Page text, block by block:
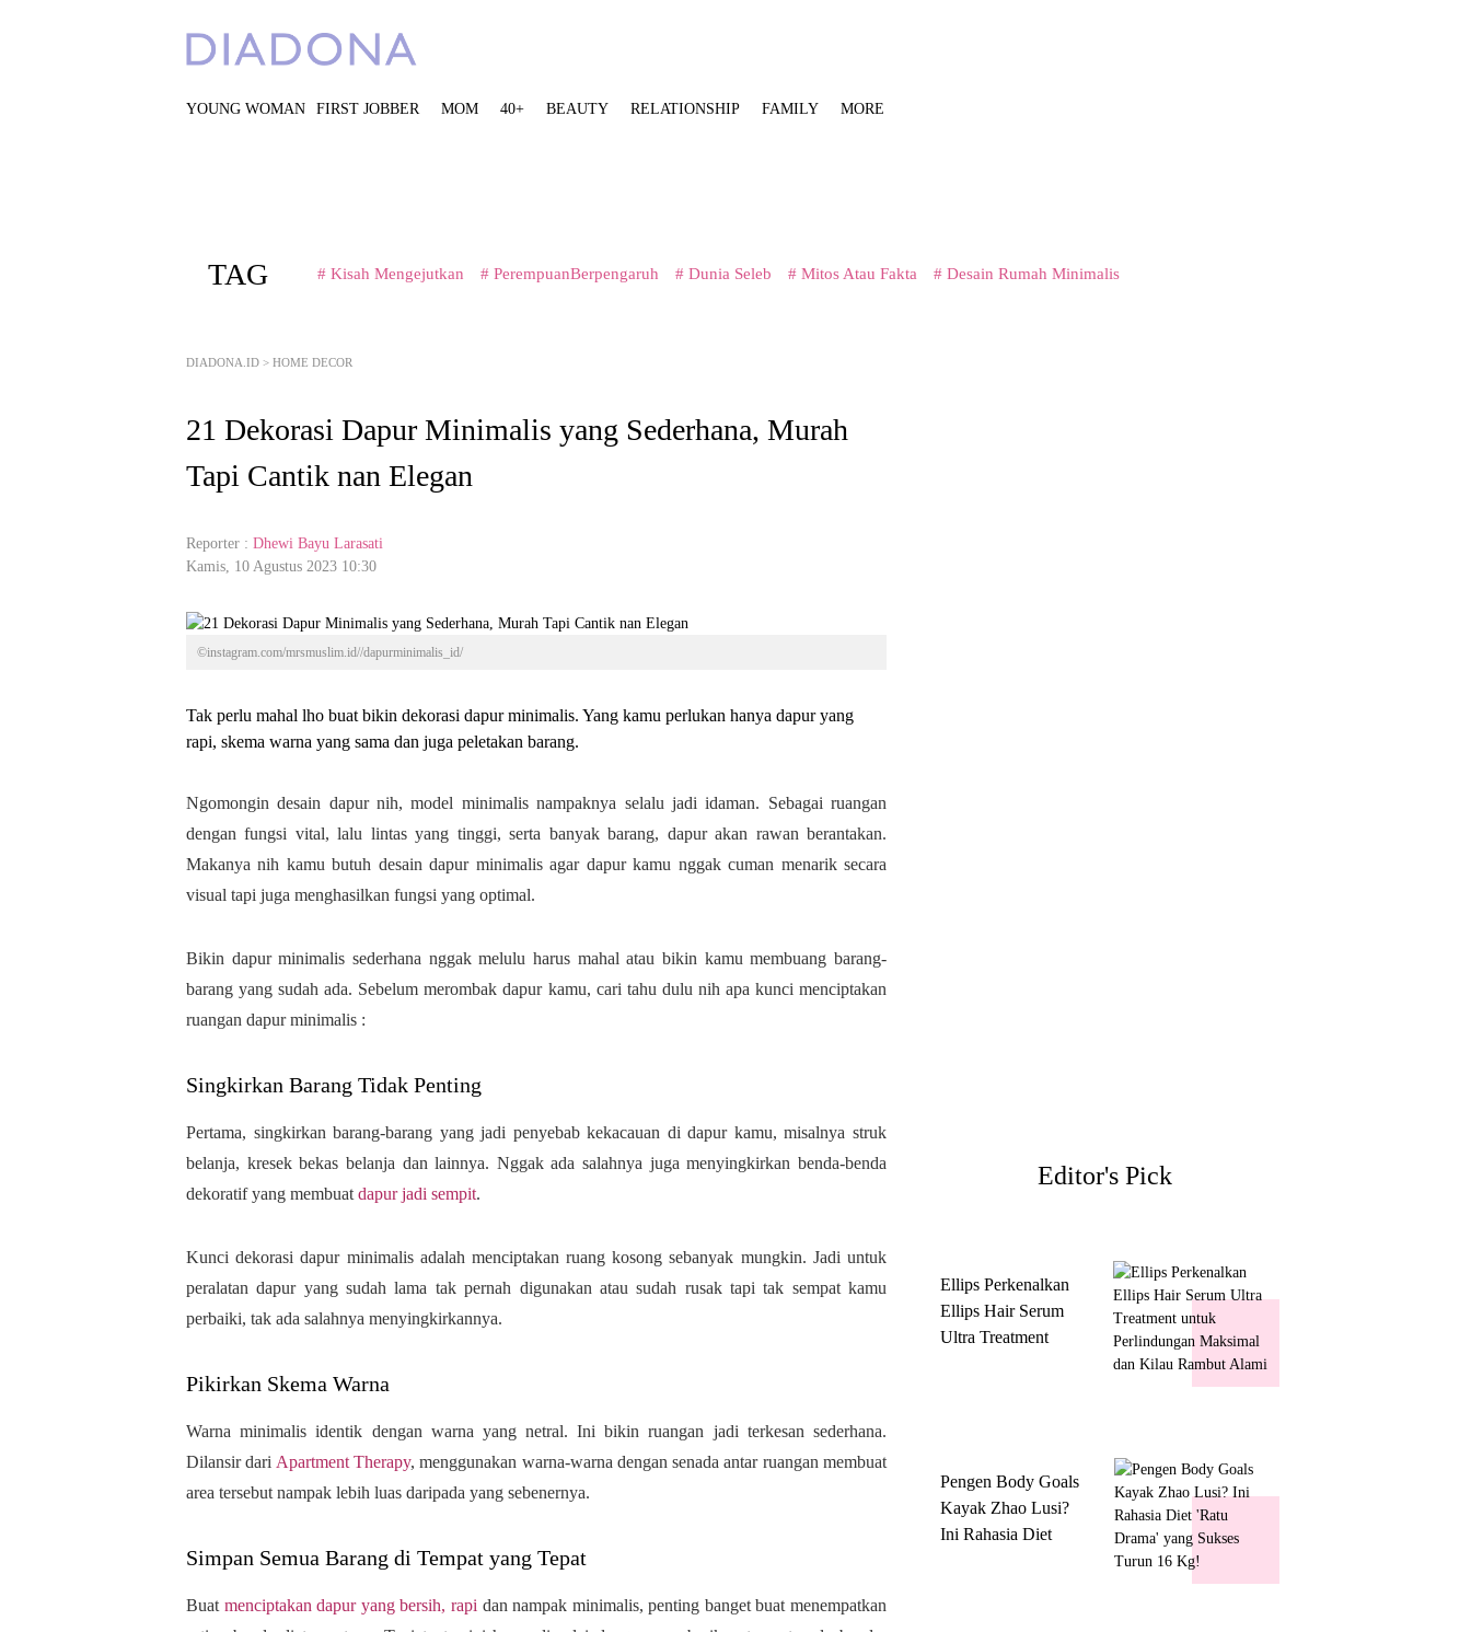
YOUNG WOMAN FIRST JOBBER MOM 40+ BEAUTY RELATIONSHIP FAMILY MORE
TAG # Kisah Mengejutkan # PerempuanBerpengaruh # Dunia Seleb # Mitos Atau Fakta # Desain Rumah Minimalis
DIADONA.ID > HOME DECOR
21 Dekorasi Dapur Minimalis yang Sederhana, Murah
Tapi Cantik nan Elegan
Reporter : Dhewi Bayu Larasati
Kamis, 10 Agustus 2023 10:30
©instagram.com/mrsmuslim.id//dapurminimalis_id/
Tak perlu mahal lho buat bikin dekorasi dapur minimalis. Yang kamu perlukan hanya dapur yang
rapi, skema warna yang sama dan juga peletakan barang.
Ngomongin desain dapur nih, model minimalis nampaknya selalu jadi idaman. Sebagai ruangan
dengan fungsi vital, lalu lintas yang tinggi, serta banyak barang, dapur akan rawan berantakan.
Makanya nih kamu butuh desain dapur minimalis agar dapur kamu nggak cuman menarik secara
visual tapi juga menghasilkan fungsi yang optimal.
Bikin dapur minimalis sederhana nggak melulu harus mahal atau bikin kamu membuang barang-
barang yang sudah ada. Sebelum merombak dapur kamu, cari tahu dulu nih apa kunci menciptakan
ruangan dapur minimalis :
Singkirkan Barang Tidak Penting
Pertama, singkirkan barang-barang yang jadi penyebab kekacauan di dapur kamu, misalnya struk
belanja, kresek bekas belanja dan lainnya. Nggak ada salahnya juga menyingkirkan benda-benda
dekoratif yang membuat dapur jadi sempit.
Kunci dekorasi dapur minimalis adalah menciptakan ruang kosong sebanyak mungkin. Jadi untuk
peralatan dapur yang sudah lama tak pernah digunakan atau sudah rusak tapi tak sempat kamu
perbaiki, tak ada salahnya menyingkirkannya.
Pikirkan Skema Warna
Warna minimalis identik dengan warna yang netral. Ini bikin ruangan jadi terkesan sederhana.
Dilansir dari Apartment Therapy, menggunakan warna-warna dengan senada antar ruangan membuat
area tersebut nampak lebih luas daripada yang sebenernya.
Simpan Semua Barang di Tempat yang Tepat
Buat menciptakan dapur yang bersih, rapi dan nampak minimalis, penting banget buat menempatkan
Editor's Pick
Ellips Perkenalkan
Ellips Hair Serum
Ultra Treatment
Pengen Body Goals
Kayak Zhao Lusi?
Ini Rahasia Diet